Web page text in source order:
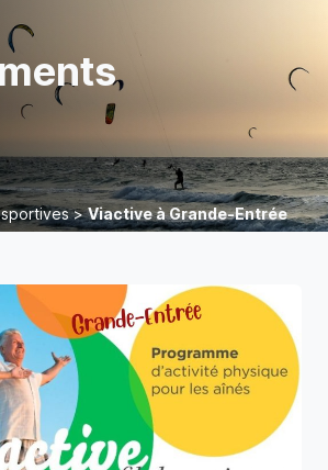
>Viactive à Grande-Entrée